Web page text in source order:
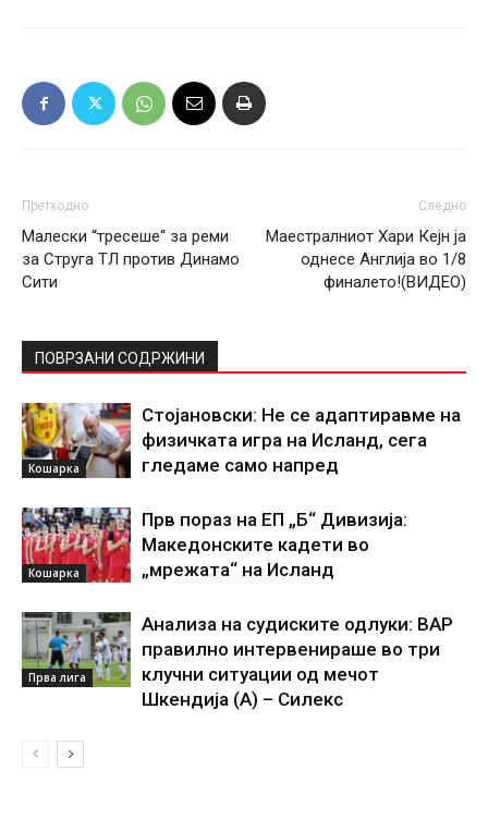
Претходно
Малески “тресеше“ за реми
за Струга ТЛ против Динамо
Сити
Следно
Маестралниот Хари Кејн ја
однесе Англија во 1/8
финалето!(ВИДЕО)
ПОВРЗАНИ СОДРЖИНИ
Кошарка
Стојановски: Не се адаптиравме на
физичката игра на Исланд, сега
гледаме само напред
Кошарка
Прв пораз на ЕП „Б“ Дивизија:
Македонските кадети во
„мрежата“ на Исланд
Прва лига
Анализа на судиските одлуки: ВАР
правилно интервенираше во три
клучни ситуации од мечот
Шкендија (А) – Силекс